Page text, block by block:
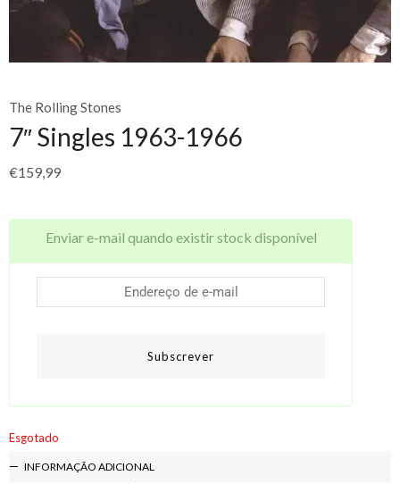
The Rolling Stones
7″ Singles 1963-1966
€159,99
Enviar e-mail quando existir stock disponível
Subscrever
Esgotado
INFORMAÇÃO ADICIONAL